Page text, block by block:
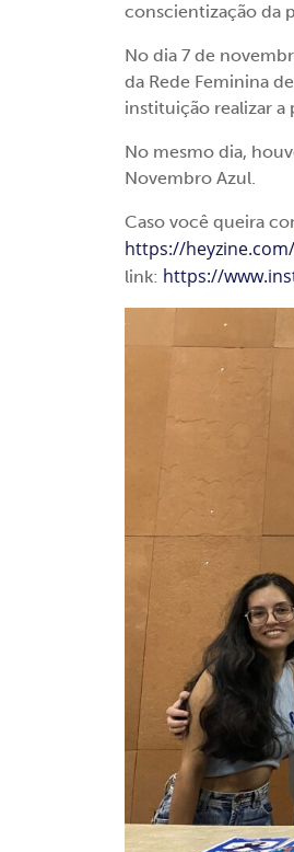
conscientização da
No dia 7 de
da Rede Feminina
instituição realizar a
No mesmo dia,
Novembro Azul.
Caso você queira
https://
link: https://